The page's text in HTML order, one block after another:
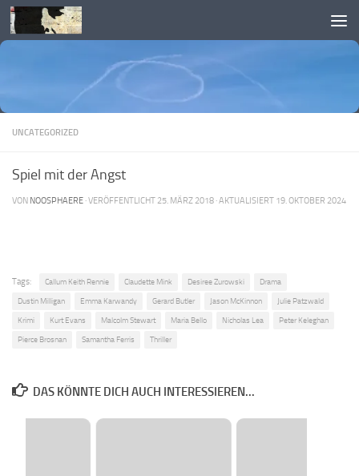
Skip to content
UNCATEGORIZED
Spiel mit der Angst
VON NOOSPHAERE · VERÖFFENTLICHT 25. MÄRZ 2018 · AKTUALISIERT 19. OKTOBER 2024
Tags: Callum Keith Rennie Claudette Mink Desiree Zurowski Drama
Dustin Milligan Emma Karwandy Gerard Butler Jason McKinnon Julie Patzwald
Krimi Kurt Evans Malcolm Stewart Maria Bello Nicholas Lea Peter Keleghan
Pierce Brosnan Samantha Ferris Thriller
DAS KÖNNTE DICH AUCH INTERESSIEREN...